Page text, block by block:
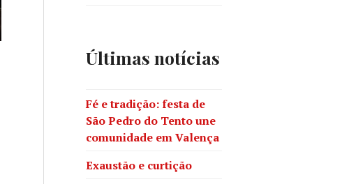
Últimas notícias
Fé e tradição: festa de
São Pedro do Tento une
comunidade em Valença
Exaustão e curtição